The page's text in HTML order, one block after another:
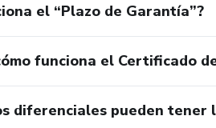
el “Plazo de Garantía”?
funciona el Certificado
diferenciales pueden tener